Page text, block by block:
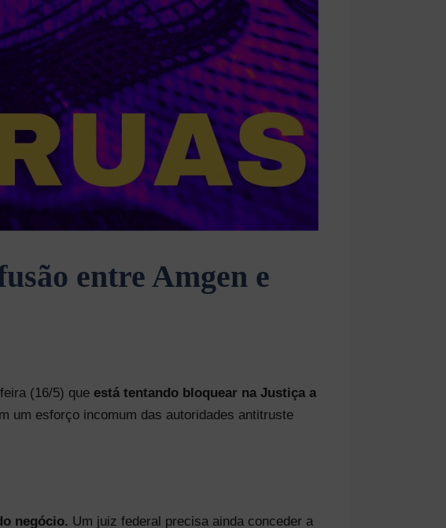
entre Amgen e
(16/5) que está tentando bloquear na Justiça a
um esforço incomum das autoridades antitruste
negócio. Um juiz federal precisa ainda conceder a